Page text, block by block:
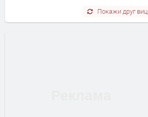
Покажи друг виц